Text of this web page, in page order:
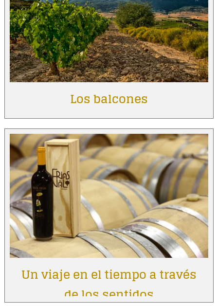
Los balcones
Un viaje en el tiempo a través
de los sentidos